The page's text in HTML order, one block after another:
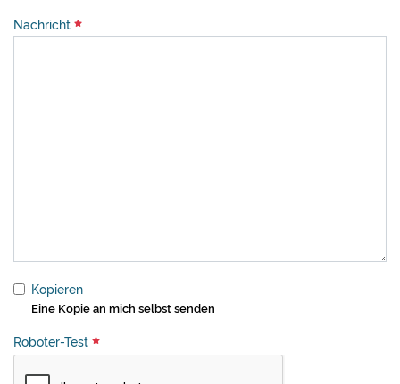
Nachricht
Kopieren
Eine Kopie an mich selbst senden
Roboter-Test